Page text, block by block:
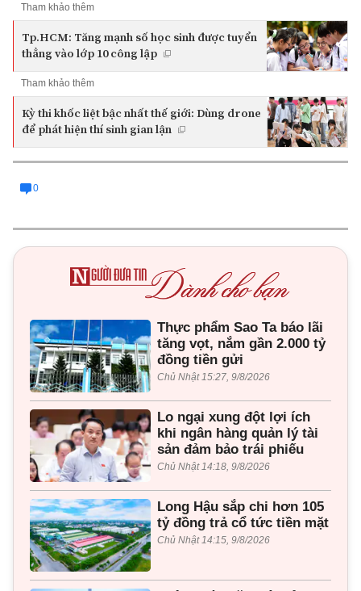
Tham khảo thêm
Tp.HCM: Tăng mạnh số học sinh được tuyển
thẳng vào lớp 10 công lập
Tham khảo thêm
Kỳ thi khốc liệt bậc nhất thế giới: Dùng drone
để phát hiện thí sinh gian lận
0
Thực phẩm Sao Ta báo lãi
tăng vọt, nắm gần 2.000 tỷ
đồng tiền gửi
Chủ Nhật 15:27, 9/8/2026
Lo ngại xung đột lợi ích
khi ngân hàng quản lý tài
sản đảm bảo trái phiếu
Chủ Nhật 14:18, 9/8/2026
Long Hậu sắp chi hơn 105
tỷ đồng trả cổ tức tiền mặt
Chủ Nhật 14:15, 9/8/2026